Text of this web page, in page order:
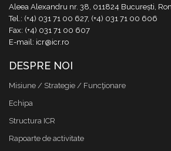
Aleea Alexandru nr. 38, 011824 București,
Tel.: (+4) 031 71 00 627, (+4) 031 71 00 606
Fax: (+4) 031 71 00 607
E-mail: icr@icr.ro
DESPRE NOI
Misiune / Strategie / Funcţionare
Echipa
Structura ICR
Rapoarte de activitate